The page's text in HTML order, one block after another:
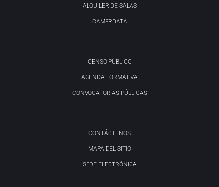
ALQUILER DE SALAS
CAMERDATA
CENSO PÚBLICO
AGENDA FORMATIVA
CONVOCATORIAS PÚBLICAS
CONTÁCTENOS
MAPA DEL SITIO
SEDE ELECTRÓNICA